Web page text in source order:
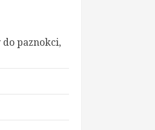
paznokci,